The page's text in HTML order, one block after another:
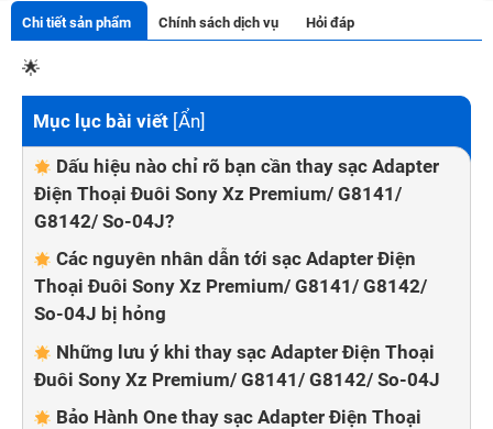
Chi tiết sản phẩm Chính sách dịch vụ Hỏi đáp
🌟
Mục lục bài viết [Ẩn]
Dấu hiệu nào chỉ rõ bạn cần thay sạc Adapter
Điện Thoại Đuôi Sony Xz Premium/ G8141/
G8142/ So-04J?
Các nguyên nhân dẫn tới sạc Adapter Điện
Thoại Đuôi Sony Xz Premium/ G8141/ G8142/
So-04J bị hỏng
Những lưu ý khi thay sạc Adapter Điện Thoại
Đuôi Sony Xz Premium/ G8141/ G8142/ So-04J
Bảo Hành One thay sạc Adapter Điện Thoại